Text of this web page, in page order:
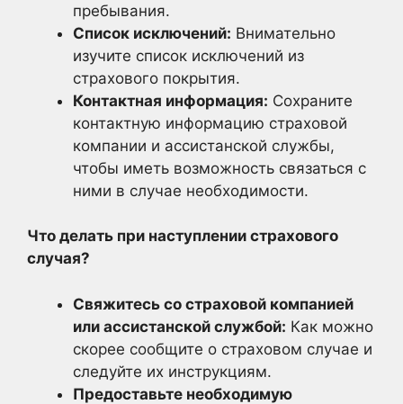
пребывания.
Список исключений: Внимательно
изучите список исключений из
страхового покрытия.
Контактная информация: Сохраните
контактную информацию страховой
компании и ассистанской службы,
чтобы иметь возможность связаться с
ними в случае необходимости.
Что делать при наступлении страхового
случая?
Свяжитесь со страховой компанией
или ассистанской службой: Как можно
скорее сообщите о страховом случае и
следуйте их инструкциям.
Предоставьте необходимую